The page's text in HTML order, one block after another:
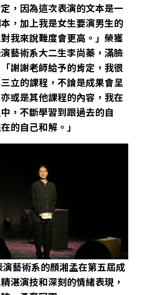
，因為這次表演的文本是一
，加上我是女生要演男生的
我來說難度會更高。」榮獲
藝術系大二生李尚蓁，滿臉
謝謝老師給予的肯定，我很
立的課程，不論是成果會呈
或是其他課程的內容，我在
，不斷學習到跟過去的自
的自己和解。」
藝術系的顏湘孟在第五屆成
湛演技和深刻的情緒表現，